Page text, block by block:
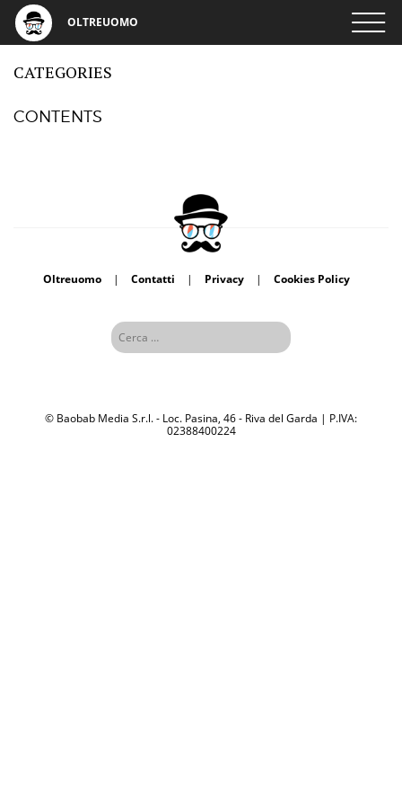
OLTREUOMO
CATEGORIES
CONTENTS
Oltreuomo | Contatti | Privacy | Cookies Policy
© Baobab Media S.r.l. - Loc. Pasina, 46 - Riva del Garda | P.IVA:
02388400224